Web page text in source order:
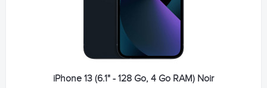
iPhone 13 (6.1" - 128 Go, 4 Go RAM) Noir